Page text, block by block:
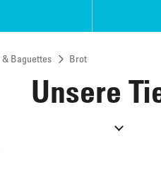
Baguettes Brot
Unsere